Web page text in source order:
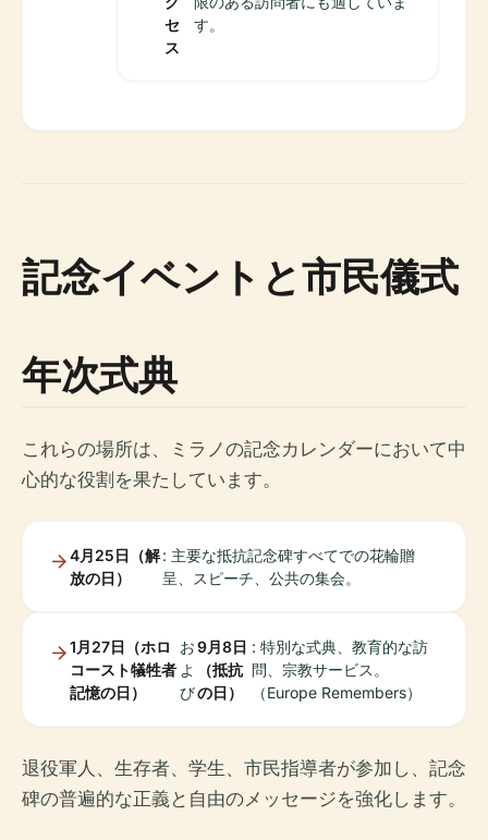
セ
ス
す。
記念イベントと市民儀式
年次式典
これらの場所は、ミラノの記念カレンダーにおいて中
心的な役割を果たしています。
4月25日（解
放の日）
: 主要な抵抗記念碑すべてでの花輪贈
呈、スピーチ、公共の集会。
1月27日（ホロ
コースト犠牲者
記憶の日）
お
よ
び
9月8日
（抵抗
の日）
: 特別な式典、教育的な訪
問、宗教サービス。
（Europe Remembers）
退役軍人、生存者、学生、市民指導者が参加し、記念
碑の普遍的な正義と自由のメッセージを強化します。